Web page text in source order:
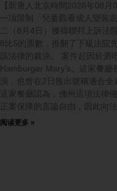
【新唐人北京時間2026年08月
一項限制「兒童觀看成人變裝
二（8月4日）獲得聯邦上訴法
8比5的票數，推翻了下級法院
該法律的裁決。 案件起因於酒
Hamburger Mary’s。這家餐廳
演，也曾在2日推出號稱適合全
這家餐廳認為，佛州這項法律
正案保障的言論自由，因此向
阅读更多 »